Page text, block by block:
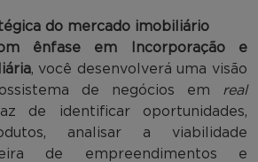
do mercado imobiliário
ênfase em Incorporação e
, você desenvolverá uma visão
de negócios em real
de identificar oportunidades,
analisar a viabilidade
de empreendimentos e